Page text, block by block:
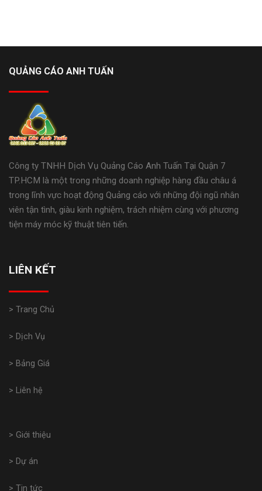
QUẢNG CÁO ANH TUẤN
Công ty TNHH Dịch Vụ Quảng Cáo Anh Tuấn Tại Quận 7
TP.HCM là một trong những doanh nghiệp hàng đầu châu á
trong lĩnh vực hoạt động Quảng cáo với những đội ngũ nhân
viên tận tình, giàu kinh nghiệm, trách nhiệm cùng với phương
tiện máy móc kỹ thuật tiên tiến.
LIÊN KẾT
> Trang Chủ
> Dịch Vụ
> Bảng Giá
> Liên hệ
> Giới thiệu
> Dự án
> Tin tức